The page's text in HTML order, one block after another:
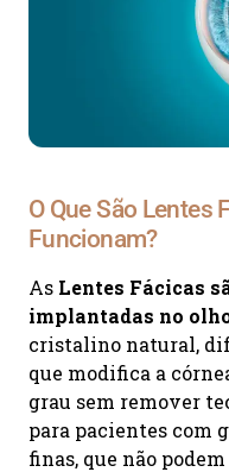
O Que São Lentes
Funcionam?
As Lentes Fácicas
implantadas no
cristalino natural,
que modifica a
grau sem remover
para pacientes com
finas, que não